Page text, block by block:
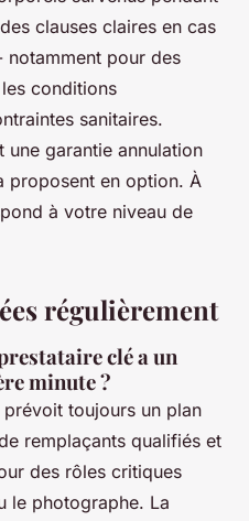
clauses claires en cas
notamment pour des
conditions
sanitaires.
une garantie annulation
proposent en option. À
à votre niveau de
régulièrement
clé a un
minute ?
toujours un plan
remplaçants qualifiés et
des rôles critiques
le photographe. La